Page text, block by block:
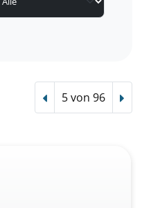
Vorheriger Treffer
5 von 96